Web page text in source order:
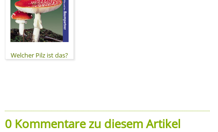
Welcher Pilz ist das?
0 Kommentare zu diesem Artikel